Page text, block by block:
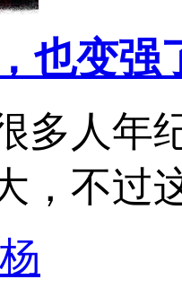
也变强
多人年
，不过